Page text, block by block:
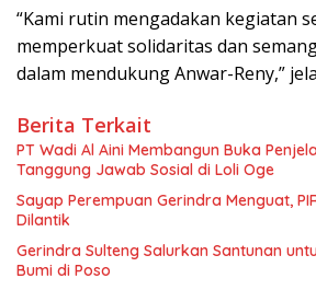
“Kami rutin mengadakan kegiatan
memperkuat solidaritas dan
dalam mendukung Anwar-Reny,”
Berita Terkait
PT Wadi Al Aini Membangun Buka
Tanggung Jawab Sosial di Loli Oge
Sayap Perempuan Gerindra Menguat,
Dilantik
Gerindra Sulteng Salurkan Santunan
Bumi di Poso